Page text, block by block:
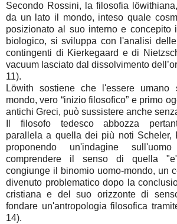
Secondo Rossini, la filosofia
da un lato il mondo, inteso quale
posizionato al suo interno e concepito
biologico, si sviluppa con l'analisi
contingenti di Kierkegaard e di
vacuum lasciato dal dissolvimento
11).
Löwith sostiene che l'essere umano
mondo, vero “inizio filosofico” e primo
antichi Greci, può sussistere anche
Il filosofo tedesco abbozza
parallela a quella dei più noti Scheler,
proponendo un'indagine
comprendere il senso di quella
congiunge il binomio uomo-mondo, un
divenuto problematico dopo la
cristiana e del suo orizzonte di
fondare un'antropologia filosofica
14).